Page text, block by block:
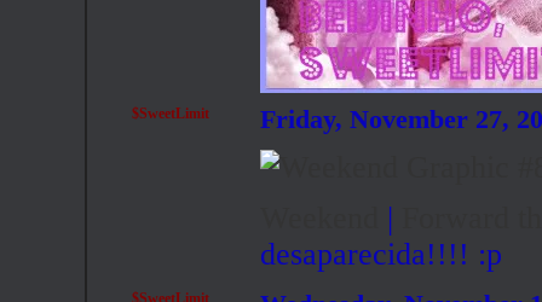
$SweetLimit Friday, November 27,
|
desaparecida!!!! :p
$SweetLimit